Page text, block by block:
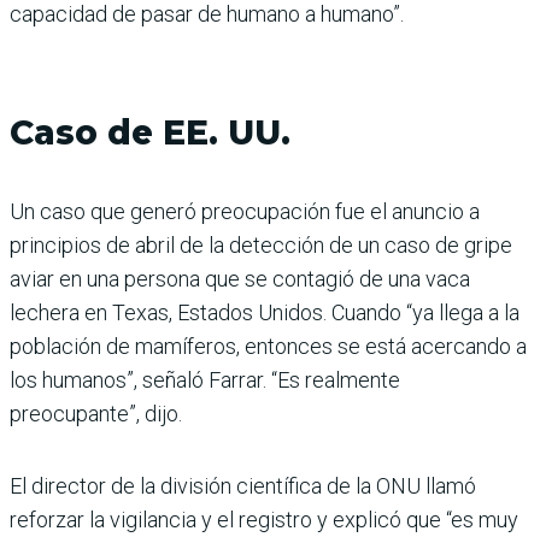
capacidad de pasar de humano a humano”.
Caso de EE. UU.
Un caso que generó preocupación fue el anuncio a
principios de abril de la detección de un caso de gripe
aviar en una persona que se contagió de una vaca
lechera en Texas, Estados Unidos. Cuando “ya llega a la
población de mamíferos, entonces se está acercando a
los humanos”, señaló Farrar. “Es realmente
preocupante”, dijo.
El director de la división científica de la ONU llamó
reforzar la vigilancia y el registro y explicó que “es muy